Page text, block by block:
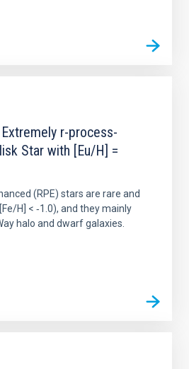
r-process-
Star with [Eu/H] =
(RPE) stars are rare and
H] < ‑1.0), and they mainly
halo and dwarf galaxies.